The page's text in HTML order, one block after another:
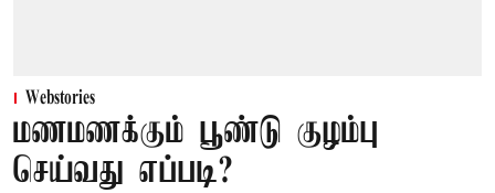
Webstories
மணமணக்கும் பூண்டு குழம்பு
செய்வது எப்படி?